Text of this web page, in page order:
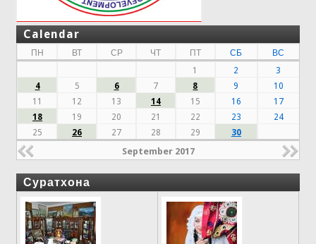
Calendar
ПН ВТ СР ЧТ ПТ СБ
ВС
1
2
3
4
5 6 7 8 9
10
11
12 13 14 15 16
17
18
19 20 21 22 23
24
25
26 27 28 29 30
September 2017
Суратхона